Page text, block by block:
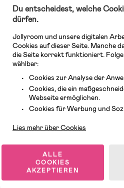
Autositze, Kinder- und Babymode,
fantastischer Einrichtungsgegenstände,
vieles mehr. Wir haben Produkte von
Avent, Jack Wolfskin, Cybex, LEGO und
unserer vielfältigen Online-Boutique für
© 2026 Jollyroom GmbH.
Du entscheidest, welche
dürfen.
Jollyroom und unsere digitalen
Cookies auf dieser Seite. Manche
die Seite korrekt funktioniert.
wählbar:
Cookies zur Analyse der
Cookies, die ein
Webseite ermöglichen.
Cookies für Werbung und
Lies mehr über Cookies
ALLE
COOKIES
AKZEPTIEREN